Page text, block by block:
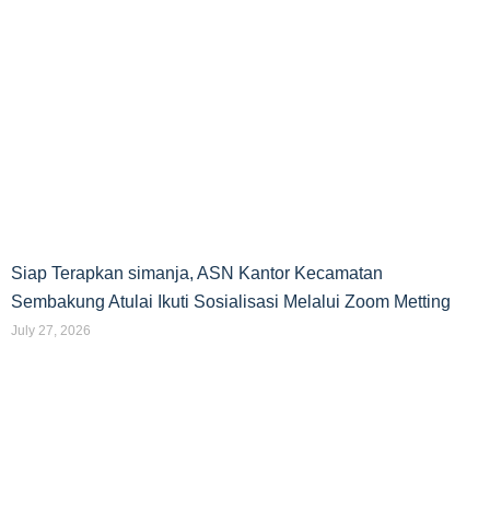
Siap Terapkan simanja, ASN Kantor Kecamatan
Sembakung Atulai Ikuti Sosialisasi Melalui Zoom Metting
July 27, 2026